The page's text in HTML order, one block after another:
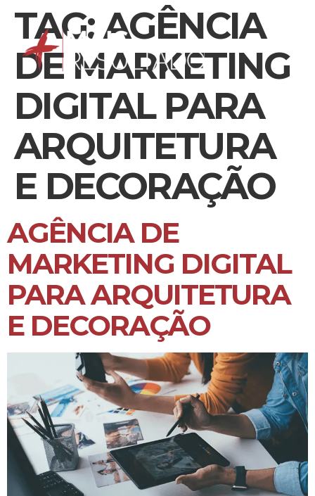
TAG:AGÊNCIA
DE MARKETING
DIGITAL PARA
ARQUITETURA
E DECORAÇÃO
AGÊNCIA DE
MARKETING DIGITAL
PARA ARQUITETURA
E DECORAÇÃO